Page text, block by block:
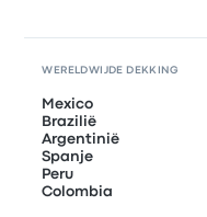
WERELDWIJDE DEKKING
Mexico
Brazilië
Argentinië
Spanje
Peru
Colombia